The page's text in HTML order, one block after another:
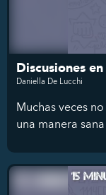
Discusiones
Daniella De Lucchi
Muchas veces
una manera